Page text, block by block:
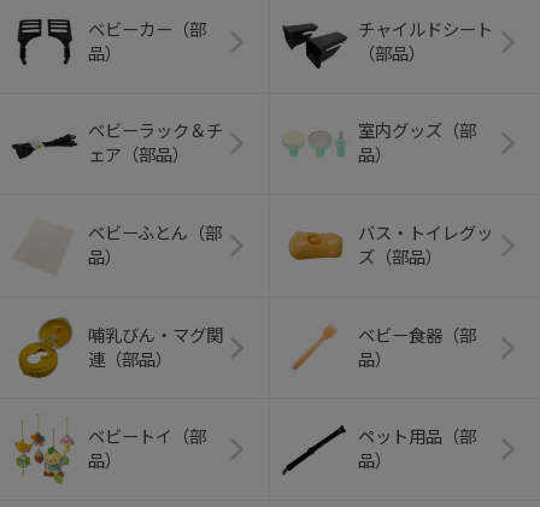
ベビーカー（部
品）
チャイルドシート
（部品）
ベビーラック＆チ
ェア（部品）
室内グッズ（部
品）
ベビーふとん（部
品）
バス・トイレグッ
ズ（部品）
哺乳びん・マグ関
連（部品）
ベビー食器（部
品）
ベビートイ（部
品）
ペット用品（部
品）